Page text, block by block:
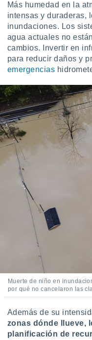
Más humedad en la
intensas y duraderas,
inundaciones. Los
agua actuales no
cambios. Invertir en
para reducir daños y
emergencias
Muerte de niño en
por qué no cancelaron las
Además de su
zonas dónde llueve,
planificación de